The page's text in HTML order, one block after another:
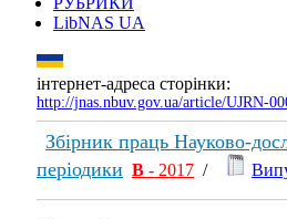
LibNAS UA
інтернет-адреса сторінки:
http://jnas.nbuv.gov.ua/article/UJRN-
Збірник праць Науково-
періодики В - 2017 /